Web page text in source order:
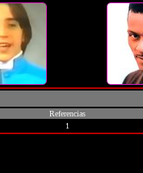
Referencias
1